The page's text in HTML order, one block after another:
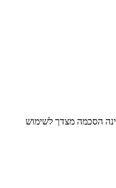
מצדך לשימוש